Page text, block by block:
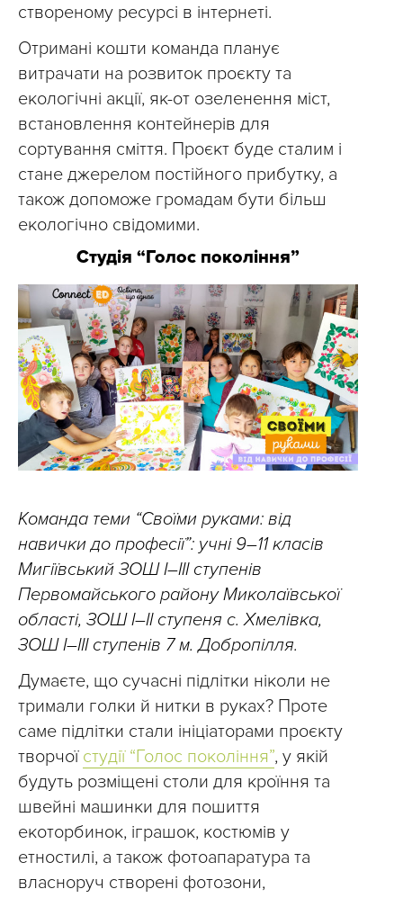
створеному ресурсі в інтернеті.
Отримані кошти команда планує
витрачати на розвиток проєкту та
екологічні акції, як-от озеленення міст,
встановлення контейнерів для
сортування сміття. Проєкт буде сталим і
стане джерелом постійного прибутку, а
також допоможе громадам бути більш
екологічно свідомими.
Студія “Голос покоління”
Команда теми “Своїми руками: від
навички до професії”: учні 9–11 класів
Мигіївський ЗОШ І–ІІІ ступенів
Первомайського району Миколаївської
області, ЗОШ І–ІІ ступеня с. Хмелівка,
ЗОШ І–ІІІ ступенів 7 м. Добропілля.
Думаєте, що сучасні підлітки ніколи не
тримали голки й нитки в руках? Проте
саме підлітки стали ініціаторами проєкту
творчої студії “Голос покоління”, у якій
будуть розміщені столи для кроїння та
швейні машинки для пошиття
екоторбинок, іграшок, костюмів у
етностилі, а також фотоапаратура та
власноруч створені фотозони,